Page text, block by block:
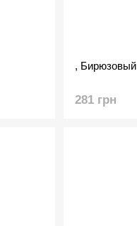
, Бирюзовый
281 грн